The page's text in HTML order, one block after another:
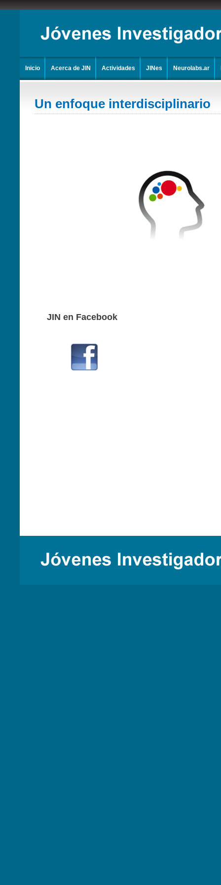
Un enfoque interdisciplinario
JIN en
Inicio Acerca de JIN Actividades JINes Neurolabs.ar